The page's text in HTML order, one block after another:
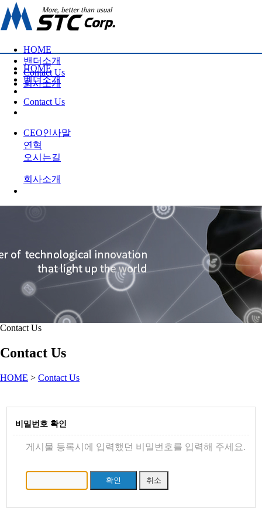
HOME
밴더소개
Contact Us
회사소개
HOME
벤더소개
Contact Us
CEO인사말
연혁
오시는길
회사소개
Contact Us
Contact Us
HOME > Contact Us
비밀번호 확인
게시물 등록시에 입력했던 비밀번호를 입력해 주세요.